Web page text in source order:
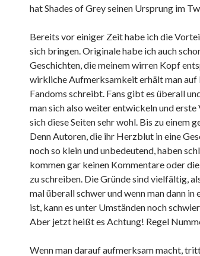
hat Shades of Grey seinen Ursprung im
Bereits vor einiger Zeit habe ich die
sich bringen. Originale habe ich auch
Geschichten, die meinem wirren Kopf
wirkliche Aufmerksamkeit erhält man auf
Fandoms schreibt. Fans gibt es überall
man sich also weiter entwickeln und erste
sich diese Seiten sehr wohl. Bis zu einem
Denn Autoren, die ihr Herzblut in eine
noch so klein und unbedeutend, haben
kommen gar keinen Kommentare oder
zu schreiben. Die Gründe sind vielfältig,
mal überall schwer und wenn man dann in
ist, kann es unter Umständen noch
Aber jetzt heißt es Achtung! Regel
Wenn man darauf aufmerksam macht,